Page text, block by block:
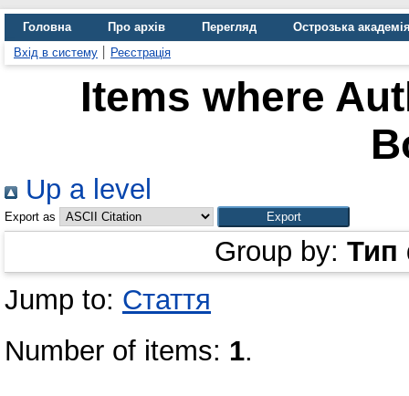
Головна Про архів Перегляд
Острозька
Вхід в систему
Реєстрація
Items where
Up a level
Export as
Group by: Тип
Jump to: Стаття
Number of items: 1.